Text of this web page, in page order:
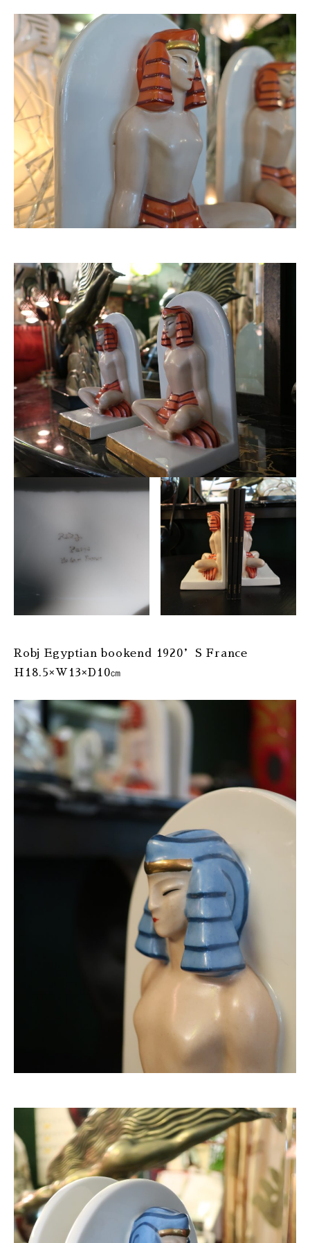
Robj Egyptian bookend 1920’S France
H18.5×W13×D10㎝